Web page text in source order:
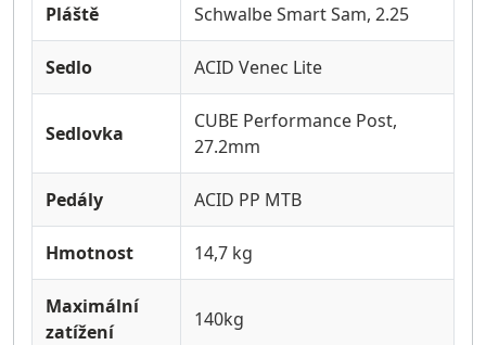
Pláště Schwalbe Smart Sam, 2.25
Sedlo ACID Venec Lite
Sedlovka
CUBE Performance Post,
27.2mm
Pedály ACID PP MTB
Hmotnost 14,7 kg
Maximální
zatížení
140kg